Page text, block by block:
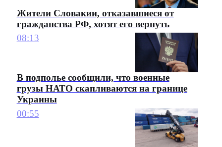
Жители Словакии, отказавшиеся от
гражданства РФ, хотят его вернуть
08:13
В подполье сообщили, что военные
грузы НАТО скапливаются на границе
Украины
00:55